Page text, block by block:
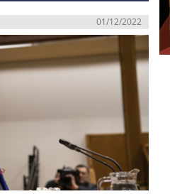
01/12/2022